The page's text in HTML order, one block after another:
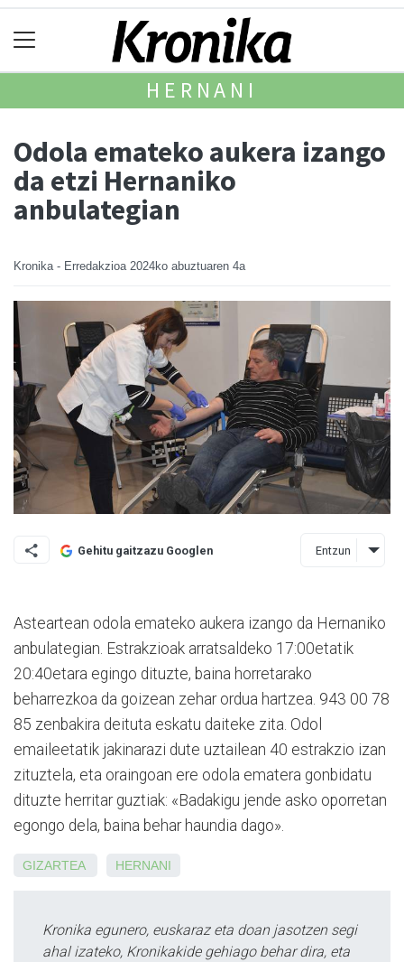
HERNANI
Odola emateko aukera izango
da etzi Hernaniko
anbulategian
Kronika - Erredakzioa 2024ko abuztuaren 4a
Gehitu gaitzazu Googlen Entzun
Asteartean odola emateko aukera izango da Hernaniko
anbulategian. Estrakzioak arratsaldeko 17:00etatik
20:40etara egingo dituzte, baina horretarako
beharrezkoa da goizean zehar ordua hartzea. 943 00 78
85 zenbakira deituta eskatu daiteke zita. Odol
emaileetatik jakinarazi dute uztailean 40 estrakzio izan
zituztela, eta oraingoan ere odola ematera gonbidatu
dituzte herritar guztiak: «Badakigu jende asko oporretan
egongo dela, baina behar haundia dago».
GIZARTEA HERNANI
Kronika egunero, euskaraz eta doan jasotzen segi
ahal izateko, Kronikakide gehiago behar dira, eta